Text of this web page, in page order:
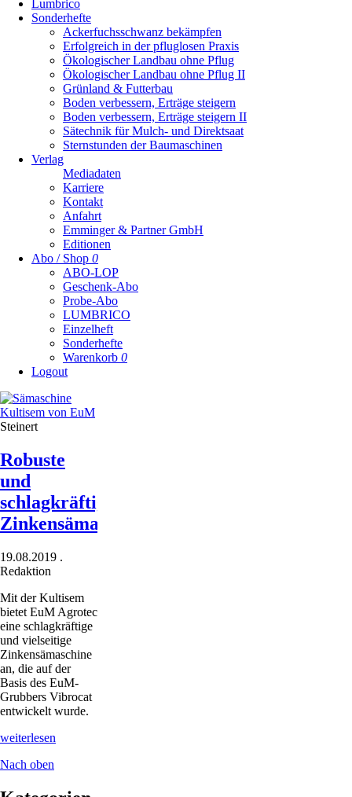
Lumbrico
Sonderhefte
Ackerfuchsschwanz bekämpfen
Erfolgreich in der pfluglosen Praxis
Ökologischer Landbau ohne Pflug
Ökologischer Landbau ohne Pflug II
Grünland & Futterbau
Boden verbessern, Erträge steigern
Boden verbessern, Erträge steigern II
Sätechnik für Mulch- und Direktsaat
Sternstunden der Baumaschinen
Verlag
Mediadaten
Karriere
Kontakt
Anfahrt
Emminger & Partner GmbH
Editionen
Abo / Shop 0
ABO-LOP
Geschenk-Abo
Probe-Abo
LUMBRICO
Einzelheft
Sonderhefte
Warenkorb 0
Logout
Steinert
Robuste
und
schlagkräftige
Zinkensämaschine
19.08.2019 .
Redaktion
Mit der Kultisem
bietet EuM Agrotec
eine schlagkräftige
und vielseitige
Zinkensämaschine
an, die auf der
Basis des EuM-
Grubbers Vibrocat
entwickelt wurde.
weiterlesen
Nach oben